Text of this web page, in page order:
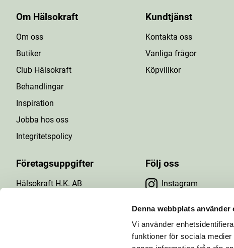
Denna webbplats använder
Vi använder
funktioner för sociala
Om Hälsokraft
Om oss
Butiker
Club Hälsokraft
Behandlingar
Inspiration
Jobba hos oss
Integritetspolicy
Kundtjänst
Kontakta oss
Vanliga frågor
Köpvillkor
Företagsuppgifter
Hälsokraft H.K. AB
Följ oss
Instagram
Facebook
YouTube